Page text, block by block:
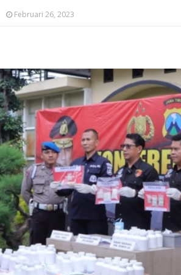
Februari 26, 2023